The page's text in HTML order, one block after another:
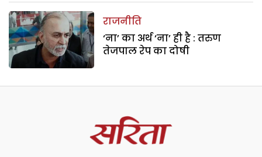
राजनीति
‘ना’ का अर्थ ‘ना’ ही है : तरुण
तेजपाल रेप का दोषी